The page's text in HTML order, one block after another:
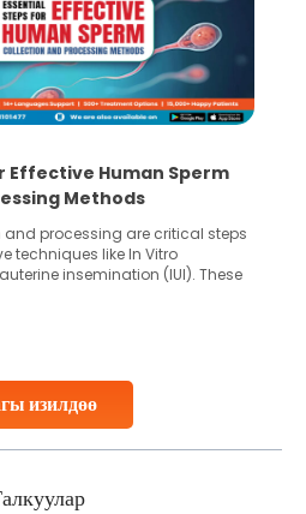
изилдөө
Effective Human Sperm
Methods
processing are critical steps
techniques like In Vitro
insemination (IUI). These
achieve their dream of